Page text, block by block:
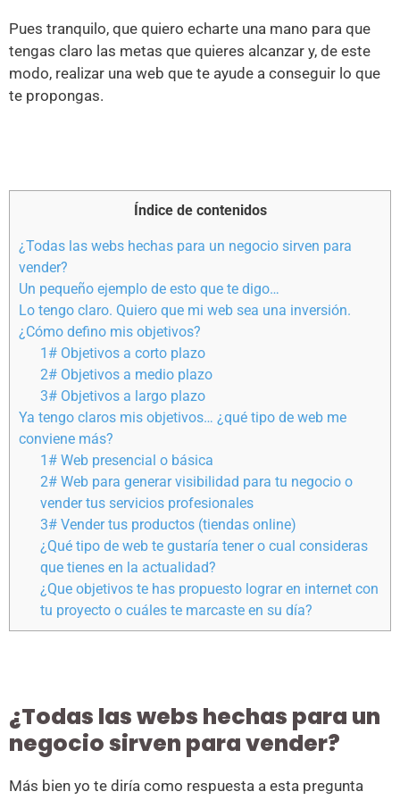
Pues tranquilo, que quiero echarte una mano para que
tengas claro las metas que quieres alcanzar y, de este
modo, realizar una web que te ayude a conseguir lo que
te propongas.
Índice de contenidos
¿Todas las webs hechas para un negocio sirven para
vender?
Un pequeño ejemplo de esto que te digo…
Lo tengo claro. Quiero que mi web sea una inversión.
¿Cómo defino mis objetivos?
1# Objetivos a corto plazo
2# Objetivos a medio plazo
3# Objetivos a largo plazo
Ya tengo claros mis objetivos… ¿qué tipo de web me
conviene más?
1# Web presencial o básica
2# Web para generar visibilidad para tu negocio o
vender tus servicios profesionales
3# Vender tus productos (tiendas online)
¿Qué tipo de web te gustaría tener o cual consideras
que tienes en la actualidad?
¿Que objetivos te has propuesto lograr en internet con
tu proyecto o cuáles te marcaste en su día?
¿Todas las webs hechas para un
negocio sirven para vender?
Más bien yo te diría como respuesta a esta pregunta